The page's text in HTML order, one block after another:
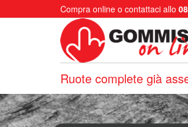
Compra online o contattaci allo
Ruote complete già